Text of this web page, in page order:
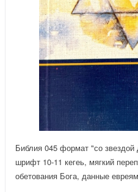
Библия 045 формат "со
шрифт 10-11 кегеь, мягкий
обетования Бога, данные евреям